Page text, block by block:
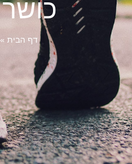
כושר
דף הבית »